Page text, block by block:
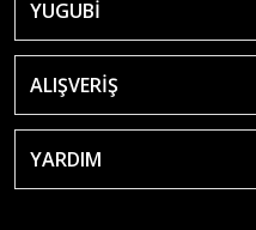
YUGUBİ
ALIŞVERİŞ
YARDIM